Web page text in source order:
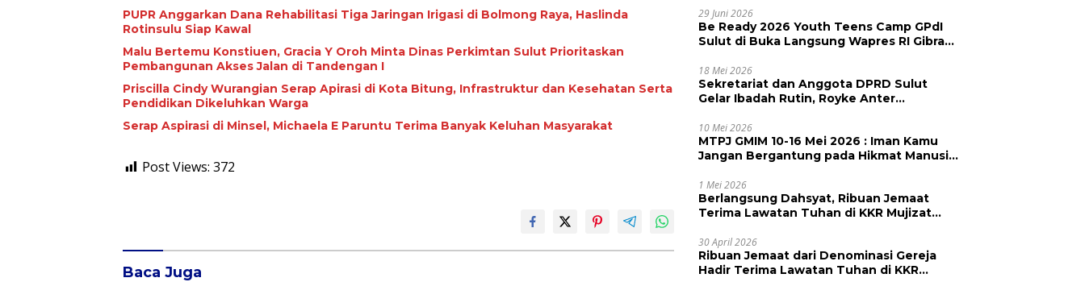
PUPR Anggarkan Dana Rehabilitasi Tiga Jaringan Irigasi di Bolmong Raya, Haslinda
Rotinsulu Siap Kawal
Malu Bertemu Konstiuen, Gracia Y Oroh Minta Dinas Perkimtan Sulut Prioritaskan
Pembangunan Akses Jalan di Tandengan I
Priscilla Cindy Wurangian Serap Apirasi di Kota Bitung, Infrastruktur dan Kesehatan Serta
Pendidikan Dikeluhkan Warga
Serap Aspirasi di Minsel, Michaela E Paruntu Terima Banyak Keluhan Masyarakat
Post Views: 372
Baca Juga
29 Juni 2026
Be Ready 2026 Youth Teens Camp GPdI
Sulut di Buka Langsung Wapres RI Gibran
Apresiasi Tinggi
18 Mei 2026
Sekretariat dan Anggota DPRD Sulut
Gelar Ibadah Rutin, Royke Anter
dan Pengingat
10 Mei 2026
MTPJ GMIM 10-16 Mei 2026 : Iman Kamu
Jangan Bergantung pada Hikmat Manusia,
1 Mei 2026
Berlangsung Dahsyat, Ribuan Jemaat
Terima Lawatan Tuhan di KKR Mujizat
30 April 2026
Ribuan Jemaat dari Denominasi Gereja
Hadir Terima Lawatan Tuhan di KKR